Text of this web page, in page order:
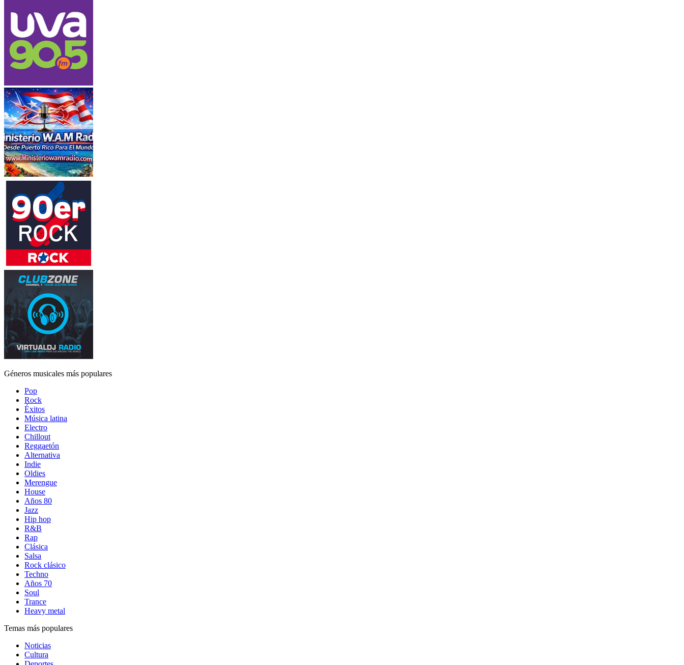
Géneros musicales más populares
Pop
Rock
Éxitos
Música latina
Electro
Chillout
Reggaetón
Alternativa
Indie
Oldies
Merengue
House
Años 80
Jazz
Hip hop
R&B
Rap
Clásica
Salsa
Rock clásico
Techno
Años 70
Soul
Trance
Heavy metal
Temas más populares
Noticias
Cultura